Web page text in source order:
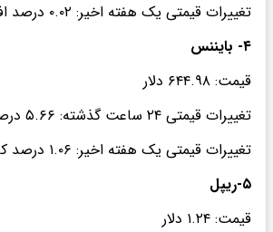
تغییرات قیمتی یک هفته اخیر: ۰.۰۲ درصد افزایش
۴- بایننس
قیمت: ۶۴۴.۹۸ دلار
تغییرات قیمتی ۲۴ ساعت گذشته: ۵.۶۶ درصد کاهش
تغییرات قیمتی یک هفته اخیر: ۱.۰۶ درصد کاهش
۵-ریپل
قیمت: ۱.۲۴ دلار